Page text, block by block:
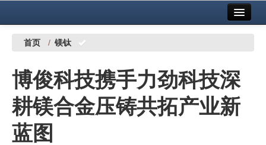
中国有色金属报社主办
铜镍铅锌
铝
稀有稀土
首页 / 镁钛
博俊科技携手力劲科技深
耕镁合金压铸共拓产业新
蓝图